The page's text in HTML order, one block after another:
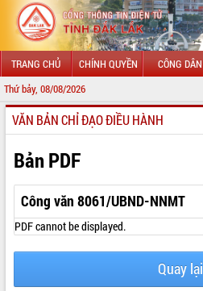
TRANG CHỦ CHÍNH QUYỀN CÔNG DÂN
Thứ bảy, 08/08/2026
GIỚI THIỆU
LÃNH ĐẠO UBND TỈNH
TIN TỨC SỰ KIỆN
SỞ, BAN, NGÀNH
UBND CÁC XÃ, PHƯỜNG
THÔNG TIN CHỈ ĐẠO ĐIỀU HÀNH
VĂN BẢN CHỈ ĐẠO ĐIỀU HÀNH
Bản PDF
Công văn 8061/UBND-NNMT
PDF cannot be displayed.
Quay lại